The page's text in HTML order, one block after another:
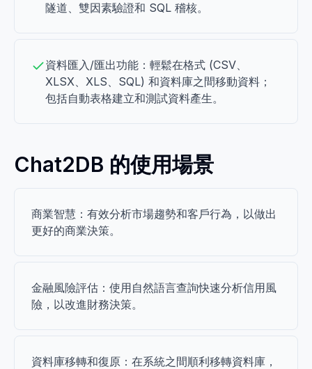
隧道、雙因素驗證和 SQL 稽核。
資料匯入/匯出功能：輕鬆在格式 (CSV、
XLSX、XLS、SQL) 和資料庫之間移動資料；
包括自動表格建立和測試資料產生。
Chat2DB 的使用場景
商業智慧：有效分析市場趨勢和客戶行為，以做出
更好的商業決策。
金融風險評估：使用自然語言查詢快速分析信用風
險，以改進財務決策。
資料庫移轉和復原：在系統之間順利移轉資料庫，